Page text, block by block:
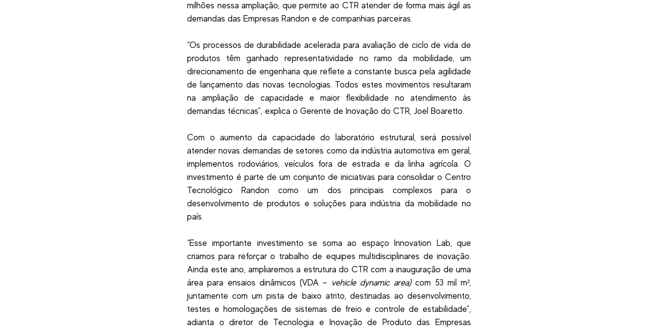
milhões nessa ampliação, que permite ao CTR atender de forma mais ágil as
demandas das Empresas Randon e de companhias parceiras.
“Os processos de durabilidade acelerada para avaliação de ciclo de vida de
produtos têm ganhado representatividade no ramo da mobilidade, um
direcionamento de engenharia que reflete a constante busca pela agilidade
de lançamento das novas tecnologias. Todos estes movimentos resultaram
na ampliação de capacidade e maior flexibilidade no atendimento às
demandas técnicas”, explica o Gerente de Inovação do CTR, Joel Boaretto.
Com o aumento da capacidade do laboratório estrutural, será possível
atender novas demandas de setores como da indústria automotiva em geral,
implementos rodoviários, veículos fora de estrada e da linha agrícola. O
investimento é parte de um conjunto de iniciativas para consolidar o Centro
Tecnológico Randon como um dos principais complexos para o
desenvolvimento de produtos e soluções para indústria da mobilidade no
país.
“Esse importante investimento se soma ao espaço Innovation Lab, que
criamos para reforçar o trabalho de equipes multidisciplinares de inovação.
Ainda este ano, ampliaremos a estrutura do CTR com a inauguração de uma
área para ensaios dinâmicos (VDA – vehicle dynamic area)com 53 mil m²,
juntamente com um pista de baixo atrito, destinadas ao desenvolvimento,
testes e homologações de sistemas de freio e controle de estabilidade”,
adianta o diretor de Tecnologia e Inovação de Produto das Empresas